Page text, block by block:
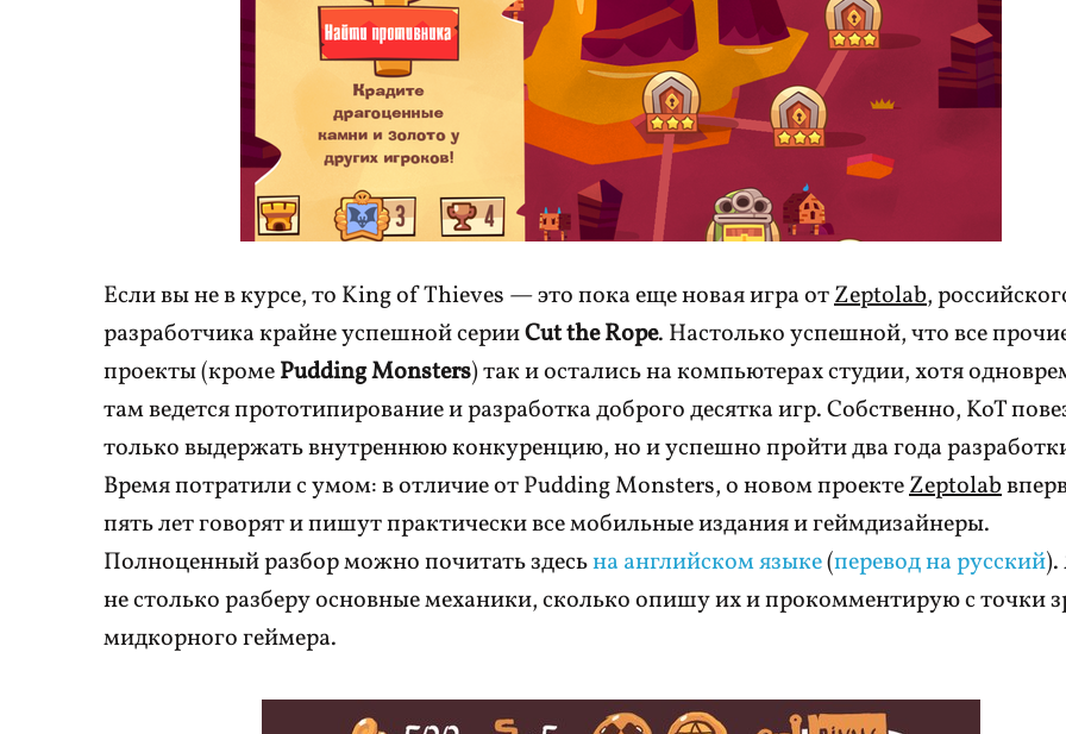
Если вы не в курсе, то King of Thieves — это пока еще новая игра отZeptolab,
разработчика крайне успешной серииCut the Rope. Настолько успешной, что все
проекты (кромеPudding Monsters) так и остались на компьютерах студии, хотя
там ведется прототипирование и разработка доброго десятка игр. Собственно, KoT
только выдержать внутреннюю конкуренцию, но и успешно пройти два года
Время потратили с умом: в отличие от Pudding Monsters, о новом проектеZeptolab
пять лет говорят и пишут практически все мобильные издания и геймдизайнеры.
Полноценный разбор можно почитать здесьна английском языке(перевод на русский
не столько разберу основные механики, сколько опишу их и прокомментирую с точки
мидкорного геймера.